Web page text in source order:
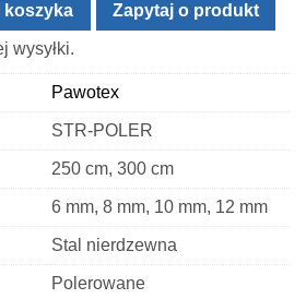
koszyka Zapytaj o produkt
wysyłki.
Pawotex
STR-POLER
250 cm, 300 cm
6 mm, 8 mm, 10 mm, 12 mm
Stal nierdzewna
Polerowane